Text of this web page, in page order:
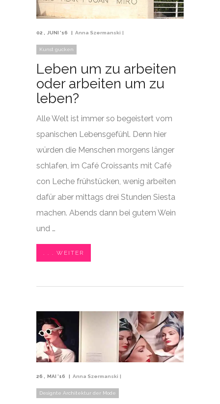
02 JUNI '16 Anna Szermanski
Kunst gucken
Leben um zu arbeiten
oder arbeiten um zu
leben?
Alle Welt ist immer so begeistert vom
spanischen Lebensgefühl. Denn hier
würden die Menschen morgens länger
schlafen, im Café Croissants mit Café
con Leche frühstücken, wenig arbeiten
dafür aber mittags drei Stunden Siesta
machen. Abends dann bei gutem Wein
und …
. . . WEITER
26 MAI '16 Anna Szermanski
Designte Architektur der Mode